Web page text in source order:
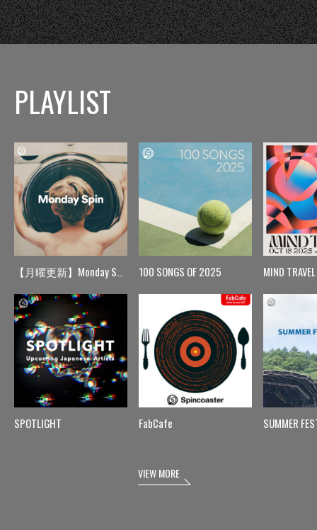
PLAYLIST
【月曜更新】Monday Spin
SPOTLIGHT
100 SONGS OF 2025
FabCafe
MIND TRAVEL
SUMMER
VIEW MORE